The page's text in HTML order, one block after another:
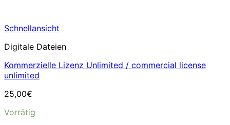
Schnellansicht
Digitale Dateien
Kommerzielle Lizenz Unlimited / commercial license
unlimited
25,00€
Vorrätig